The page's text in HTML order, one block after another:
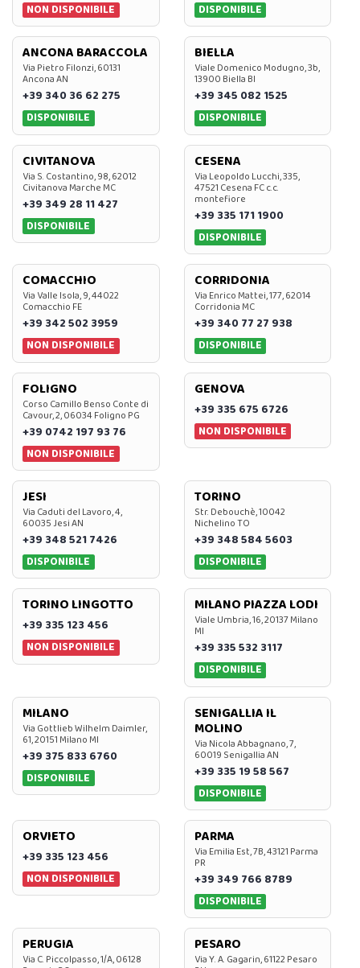
NON DISPONIBILE
DISPONIBILE
ANCONA BARACCOLA
Via Pietro Filonzi, 60131
Ancona AN
+39 340 36 62 275
DISPONIBILE
BIELLA
Viale Domenico Modugno, 3b,
13900 Biella BI
+39 345 082 1525
DISPONIBILE
CIVITANOVA
Via S. Costantino, 98, 62012
Civitanova Marche MC
+39 349 28 11 427
DISPONIBILE
CESENA
Via Leopoldo Lucchi, 335,
47521 Cesena FC c.c.
montefiore
+39 335 171 1900
DISPONIBILE
COMACCHIO
Via Valle Isola, 9, 44022
Comacchio FE
+39 342 502 3959
NON DISPONIBILE
CORRIDONIA
Via Enrico Mattei, 177, 62014
Corridonia MC
+39 340 77 27 938
DISPONIBILE
FOLIGNO
Corso Camillo Benso Conte di
Cavour, 2, 06034 Foligno PG
+39 0742 197 93 76
NON DISPONIBILE
GENOVA
+39 335 675 6726
NON DISPONIBILE
JESI
Via Caduti del Lavoro, 4,
60035 Jesi AN
+39 348 521 7426
DISPONIBILE
TORINO
Str. Debouchè, 10042
Nichelino TO
+39 348 584 5603
DISPONIBILE
TORINO LINGOTTO
+39 335 123 456
NON DISPONIBILE
MILANO PIAZZA LODI
Viale Umbria, 16, 20137 Milano
MI
+39 335 532 3117
DISPONIBILE
MILANO
Via Gottlieb Wilhelm Daimler,
61, 20151 Milano MI
+39 375 833 6760
DISPONIBILE
SENIGALLIA IL
MOLINO
Via Nicola Abbagnano, 7,
60019 Senigallia AN
+39 335 19 58 567
DISPONIBILE
ORVIETO
+39 335 123 456
NON DISPONIBILE
PARMA
Via Emilia Est, 7B, 43121 Parma
PR
+39 349 766 8789
DISPONIBILE
PERUGIA
Via C. Piccolpasso, 1/A, 06128
PESARO
Via Y. A. Gagarin, 61122 Pesaro